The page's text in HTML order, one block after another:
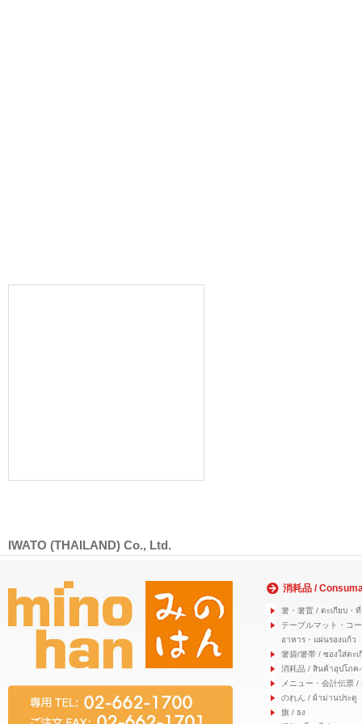
IWATO (THAILAND) Co., Ltd.
消耗品 /
箸・箸置 / ตะเกียบ・
テーブルマット・コ
อาหาร・แผ่นรองแก้ว
箸袋/箸帯 / ซองใส่ตะเ
消耗品 / สินค้าอุปโภค
メニュー・会計伝票 /
のれん / ผ้าม่านประตู
旗 / ธง